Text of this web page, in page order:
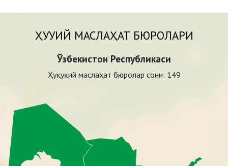
ҲУҚУҚИЙ МАСЛАҲАТ БЮРОЛАРИ
Ўзбекистон Республикаси
Ҳуқуқий маслаҳат бюролар сони: 149